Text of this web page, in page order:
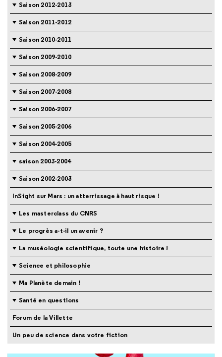
Saison 2012-2013
Saison 2011-2012
Saison 2010-2011
Saison 2009-2010
Saison 2008-2009
Saison 2007-2008
Saison 2006-2007
Saison 2005-2006
Saison 2004-2005
saison 2003-2004
Saison 2002-2003
InSight sur Mars : un atterrissage à haut risque !
Les masterclass du CNRS
Le progrès a-t-il un avenir ?
La muséologie scientifique, toute une histoire !
Science et philosophie
Ma Planète demain !
Santé en questions
Forum de la Villette
Un peu de science dans votre fiction